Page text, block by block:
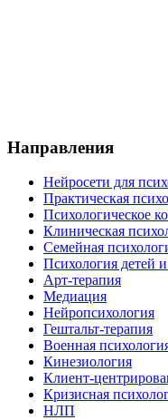
Направления
Нейросети для
Практическая
Психологическое
Клиническая
Семейная
Психология детей
Арт-терапия
Медиация
Нейропсихология
Гештальт-терапия
Военная
Кинезиология
Клиент-
Кризисная
НЛП